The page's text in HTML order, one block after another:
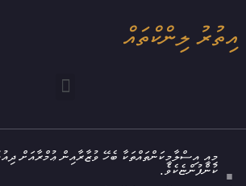
އިތުރު ލިންކްތައް
މިއީ އިސްލާމީކަންތައްތަކާ ބެހޭ ވުޒާރާއިން ޢުމްރާއަށް
ކުންފުންޏެކެވެ.